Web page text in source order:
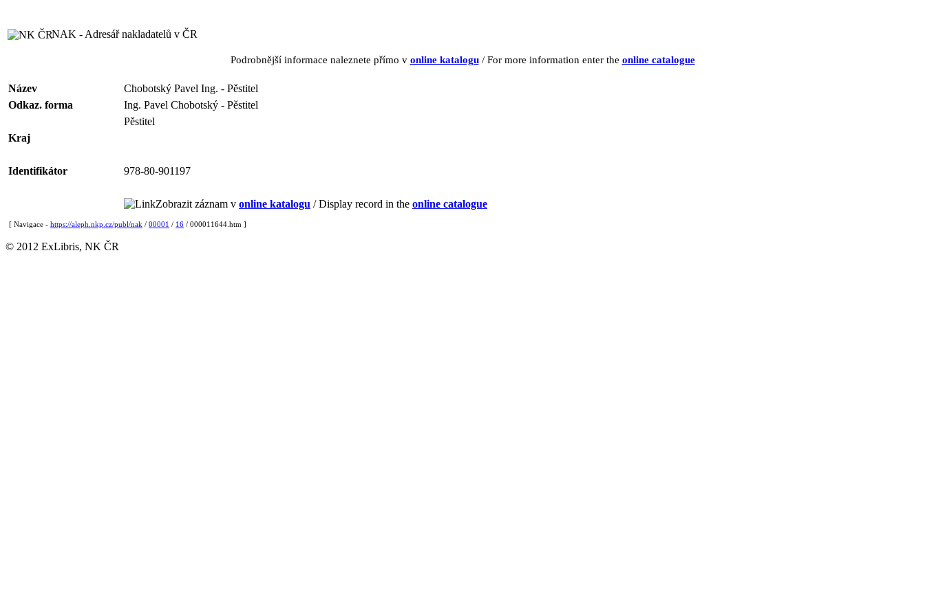
NAK - Adresář nakladatelů v ČR
Podrobnější informace naleznete přímo v online katalogu/ For more information enter the online catalogue
Název
Chobotský Pavel Ing. - Pěstitel
Odkaz. forma
Ing. Pavel Chobotský - Pěstitel
Pěstitel
Kraj
Identifikátor 978-80-901197
Zobrazit záznam v online katalogu / Display record in the online catalogue
[ Navigace - https://aleph.nkp.cz/publ/nak / 00001 / 16 / 000011644.htm ]
© 2012 ExLibris, NK ČR